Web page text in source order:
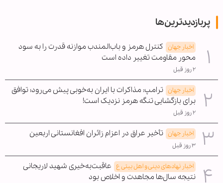
پربازدیدترین‌ها
اخبار جهان کنترل هرمز و باب‌المندب موازنه قدرت را به سود
محور مقاومت تغییر داده است
۲ روز قبل
اخبار جهان ترامپ: مذاکرات با ایران به‌خوبی پیش می‌رود؛ توافق
برای بازگشایی تنگه هرمز نزدیک است!
۲ روز قبل
اخبار جهان تأخیر عراق در اعزام زائران افغانستانی اربعین
۳ روز قبل
اخبار نهادهای دینی و اهل بیتی ع عاقبت‌به‌خیری شهید لاریجانی
نتیجه سال‌ها مجاهدت و اخلاص بود